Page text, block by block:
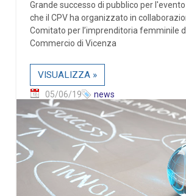
Grande successo di pubblico per
che il CPV ha organizzato in
Comitato per l’imprenditoria femminile
Commercio di Vicenza
VISUALIZZA »
05/06/19 news